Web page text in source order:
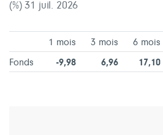
(%) 31 juil. 2026
1 mois 3 mois 6 mois
Fonds -9,98 6,96 17,10